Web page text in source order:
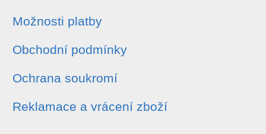
Možnosti platby
Obchodní podmínky
Ochrana soukromí
Reklamace a vrácení zboží